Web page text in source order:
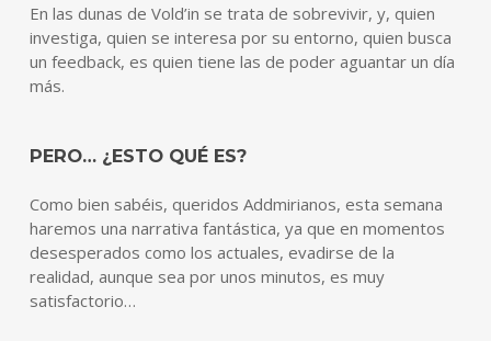
En las dunas de Vold’in se trata de sobrevivir, y, quien
investiga, quien se interesa por su entorno, quien busca
un feedback, es quien tiene las de poder aguantar un día
más.
PERO… ¿ESTO QUÉ ES?
Como bien sabéis, queridos Addmirianos, esta semana
haremos una narrativa fantástica, ya que en momentos
desesperados como los actuales, evadirse de la
realidad, aunque sea por unos minutos, es muy
satisfactorio…